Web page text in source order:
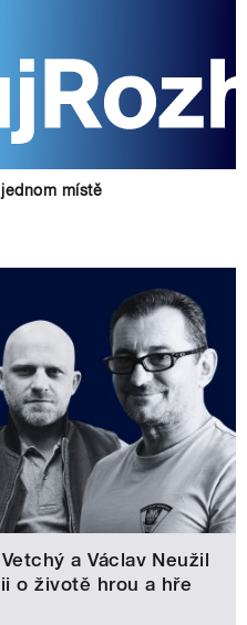
místě
a Václav Neužil
o životě hrou a hře